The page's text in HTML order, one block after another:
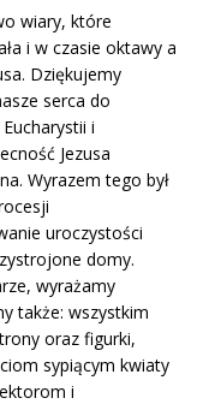
wiary, które
i w czasie oktawy a
Dziękujemy
serca do
i
Jezusa
Wyrazem tego był
uroczystości
domy.
wyrażamy
także: wszystkim
oraz figurki,
sypiącym kwiaty
i